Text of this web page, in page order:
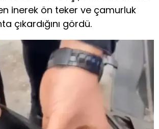
inerek ön teker ve çamurluk
çıkardığını gördü.